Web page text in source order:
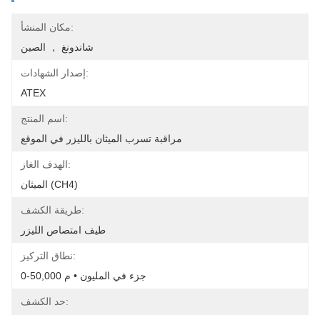
مكان المنشأ:
شاندونغ ， الصين
إصدار الشهادات:
ATEX
اسم المنتج:
مراقبة تسرب الميثان بالليزر في الموقع
الهدف الغاز:
الميثان (CH4)
طريقة الكشف:
طيف امتصاص الليزر
نطاق التركيز:
0-50,000 جزء في المليون • م
حد الكشف: